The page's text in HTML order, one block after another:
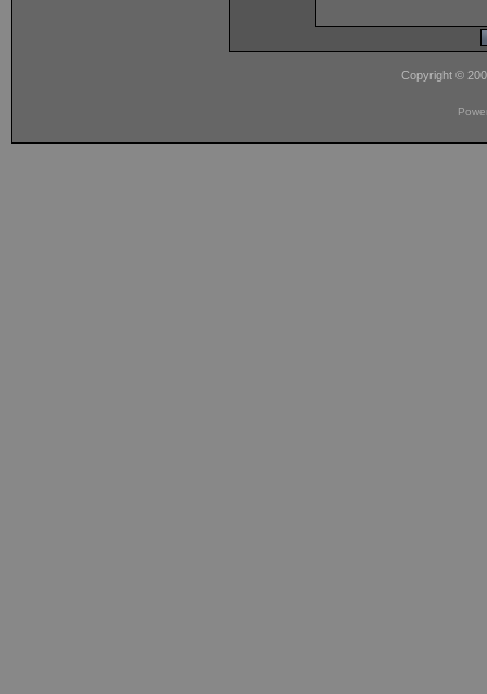
Copyright ©